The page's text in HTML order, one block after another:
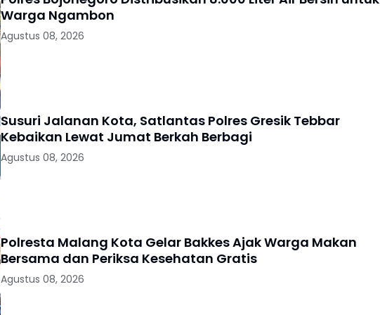
Warga Ngambon
Agustus 08, 2026
Susuri Jalanan Kota, Satlantas Polres Gresik Tebbar
Kebaikan Lewat Jumat Berkah Berbagi
Agustus 08, 2026
Polresta Malang Kota Gelar Bakkes Ajak Warga Makan
Bersama dan Periksa Kesehatan Gratis
Agustus 08, 2026